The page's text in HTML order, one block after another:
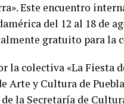
Este encuentro
del 12 al 18 de
gratuito para la
la colectiva «La Fiesta
y Cultura de
la Secretaría de